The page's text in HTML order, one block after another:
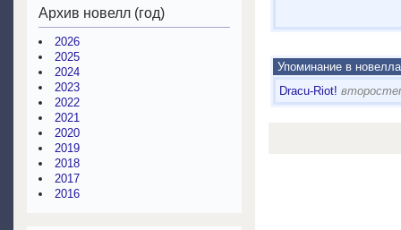
Упоминание в
Dracu-Riot!
Архив новелл (год)
2026
2025
2024
2023
2022
2021
2020
2019
2018
2017
2016